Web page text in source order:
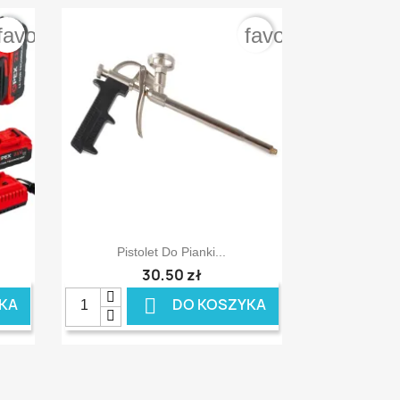
 Szybki podgląd
Pistolet Do Pianki...
30,50 zł
 DO KOSZYKA
favorite_border